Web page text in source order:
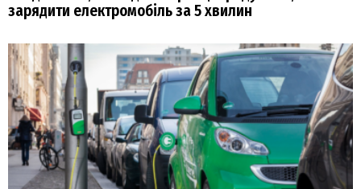
зарядити електромобіль за 5 хвилин